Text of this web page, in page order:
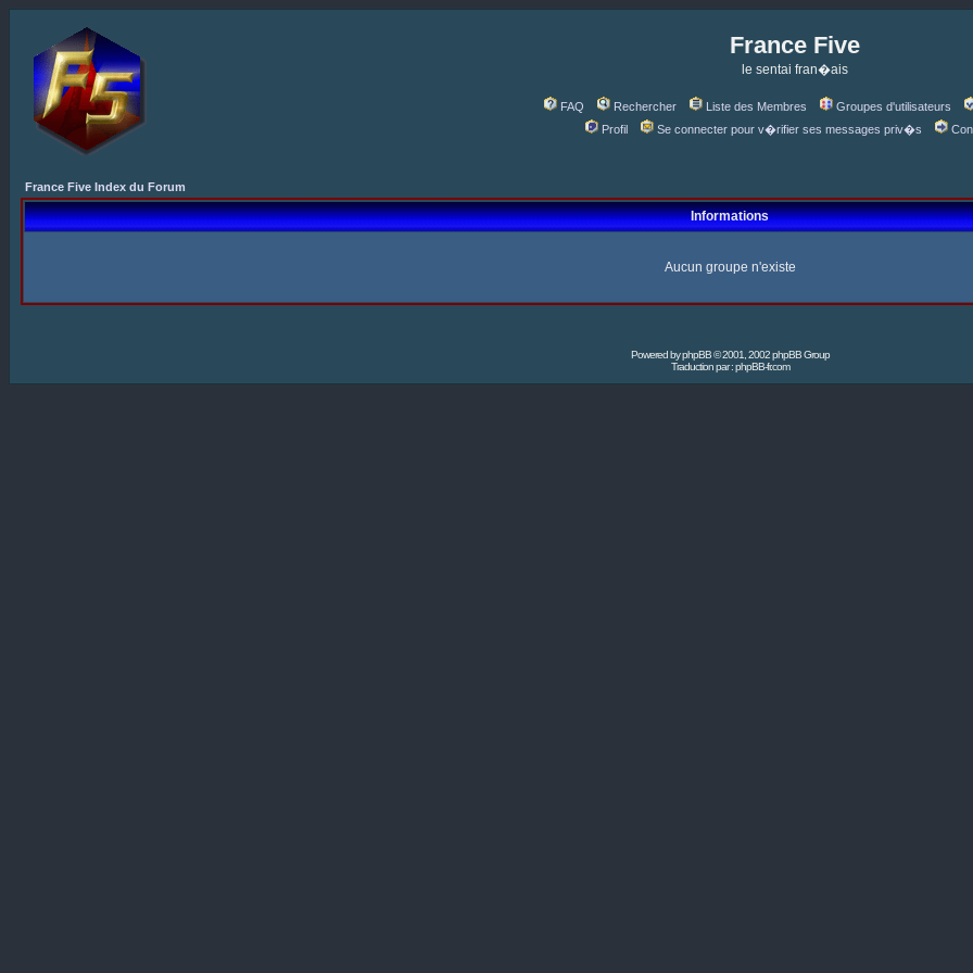
France Five
le sentai fran�ais
FAQ Rechercher Liste des Membres Groupes d'utilisateurs
Profil
Se connecter pour v�rifier ses messages priv�s
France Five Index du Forum
Informations
Aucun groupe n'existe
Powered byphpBB© 2001, 2002 phpBB Group
Traduction par :phpBB-fr.com